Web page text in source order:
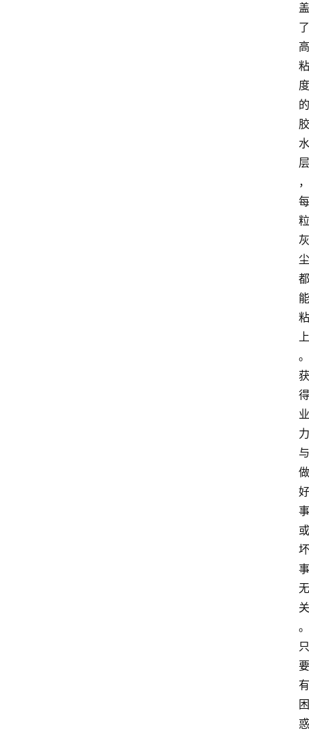
盖
了
高
粘
度
的
胶
水
层
，
每
粒
灰
尘
都
能
粘
上
。
获
得
业
力
与
做
好
事
或
坏
事
无
关
。
只
要
有
困
惑